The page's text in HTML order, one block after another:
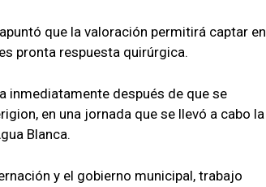
que la valoración permitirá captar en
pronta respuesta quirúrgica.
inmediatamente después de que se
en una jornada que se llevó a cabo la
Blanca.
y el gobierno municipal, trabajo